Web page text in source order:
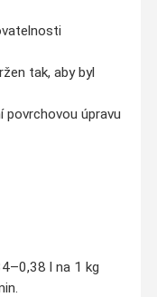
tak, aby byl
povrchovou úpravu
l na 1 kg